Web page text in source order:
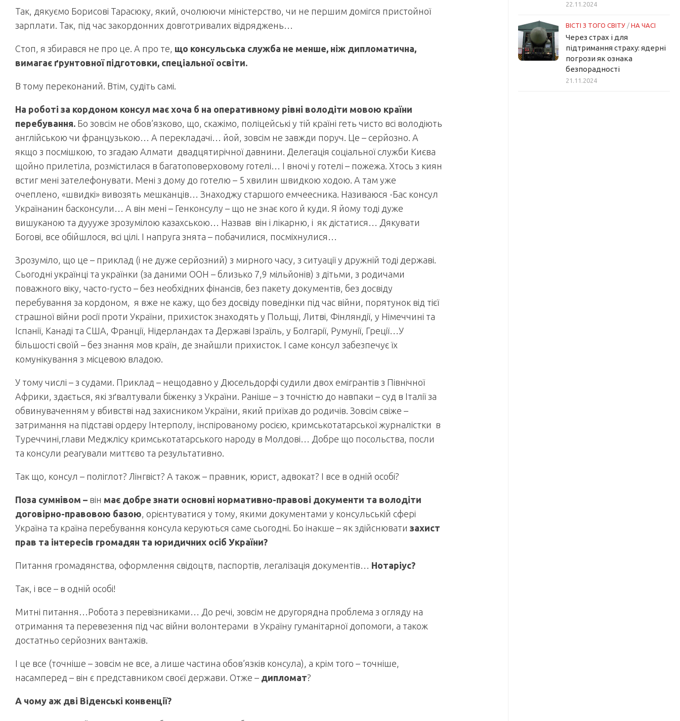
Так, дякуємо Борисові Тарасюку, який, очолюючи міністерство, чи не першим домігся пристойної
зарплати. Так, під час закордонних довготривалих відряджень…
Стоп, я збирався не про це. А про те, що консульська служба не менше, ніж дипломатична,
вимагає ґрунтовної підготовки, спеціальної освіти.
В тому переконаний. Втім, судіть самі.
На роботі за кордоном консул має хоча б на оперативному рівні володіти мовою країни
перебування. Бо зовсім не обов’язково, що, скажімо, поліцейські у тій країні геть чисто всі володіють
англійською чи французькою… А перекладачі… йой, зовсім не завжди поруч. Це – серйозно. А
якщо з посмішкою, то згадаю Алмати двадцятирічної давнини. Делегація соціальної служби Києва
щойно прилетіла, розмістилася в багатоповерховому готелі… І вночі у готелі – пожежа. Хтось з киян
встиг мені зателефонувати. Мені з дому до готелю – 5 хвилин швидкою ходою. А там уже
очеплено, «швидкі» вивозять мешканців… Знаходжу старшого емчеесника. Називаюся -Бас консул
Українанин басконсули… А він мені – Генконсулу – що не знає кого й куди. Я йому тоді дуже
вишуканою та дуууже зрозумілою казахською… Назвав він і лікарню, і як дістатися… Дякувати
Богові, все обійшлося, всі цілі. І напруга знята – побачилися, посміхнулися…
Зрозуміло, що це – приклад (і не дуже серйозний) з мирного часу, з ситуації у дружній тоді державі.
Сьогодні українці та українки (за даними ООН – близько 7,9 мільйонів) з дітьми, з родичами
поважного віку, часто-густо – без необхідних фінансів, без пакету документів, без досвіду
перебування за кордоном, я вже не кажу, що без досвіду поведінки під час війни, порятунок від тієї
страшної війни росії проти України, прихисток знаходять у Польщі, Литві, Фінляндії, у Німеччині та
Іспанії, Канаді та США, Франції, Нідерландах та Державі Ізраїль, у Болгарії, Румунії, Греції…У
більшості своїй – без знання мов країн, де знайшли прихисток. І саме консул забезпечує їх
комунікування з місцевою владою.
У тому числі – з судами. Приклад – нещодавно у Дюсельдорфі судили двох емігрантів з Північної
Африки, здається, які зґвалтували біженку з України. Раніше – з точністю до навпаки – суд в Італії за
обвинуваченням у вбивстві над захисником України, який приїхав до родичів. Зовсім свіже –
затримання на підставі ордеру Інтерполу, інспірованому росією, кримськотатарської журналістки в
Туреччині,глави Меджлісу кримськотатарського народу в Молдові… Добре що посольства, посли
та консули реагували миттєво та результативно.
Так що, консул – поліглот? Лінгвіст? А також – правник, юрист, адвокат? І все в одній особі?
Поза сумнівом – він має добре знати основні нормативно-правові документи та володіти
договірно-правовою базою, орієнтуватися у тому, якими документами у консульській сфері
Україна та країна перебування консула керуються саме сьогодні. Бо інакше – як здійснювати захист
прав та інтересів громадян та юридичних осіб України?
Питання громадянства, оформлення свідоцтв, паспортів, легалізація документів… Нотаріус?
Так, і все – в одній особі!
Митні питання…Робота з перевізниками… До речі, зовсім не другорядна проблема з огляду на
отримання та перевезення під час війни волонтерами в Україну гуманітарної допомоги, а також
достатньо серйозних вантажів.
І це все (точніше – зовсім не все, а лише частина обов’язків консула), а крім того – точніше,
насамперед – він є представником своєї держави. Отже – дипломат?
А чому аж дві Віденські конвенції?
22.11.2024
ВІСТІ З ТОГО СВІТУ / НА ЧАСІ
Через страх і для
підтримання страху: ядерні
погрози як ознака
безпорадності
21.11.2024